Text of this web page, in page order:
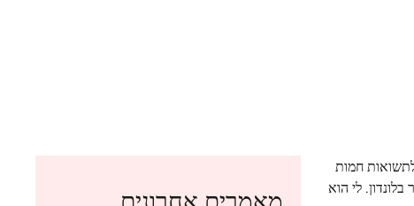
חמות
לי הוא